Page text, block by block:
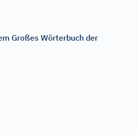
Großes Wörterbuch der